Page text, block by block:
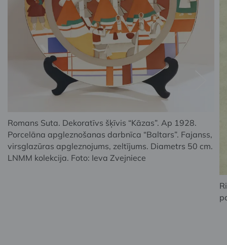
Romans Suta. Dekoratīvs šķīvis “Kāzas”. Ap 1928.
Porcelāna apgleznošanas darbnīca “Baltars”. Fajanss,
virsglazūras apgleznojums, zeltījums. Diametrs 50 cm.
LNMM kolekcija. Foto: Ieva Zvejniece